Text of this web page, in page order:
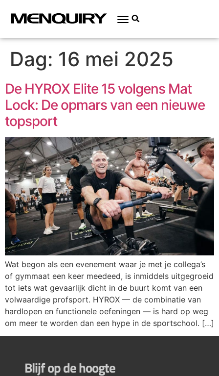
Dag: 16 mei 2025
De HYROX Elite 15 volgens Mat
Lock: De opmars van een nieuwe
topsport
Wat begon als een evenement waar je met je collega’s
of gymmaat een keer meedeed, is inmiddels uitgegroeid
tot iets wat gevaarlijk dicht in de buurt komt van een
volwaardige profsport. HYROX — de combinatie van
hardlopen en functionele oefeningen — is hard op weg
om meer te worden dan een hype in de sportschool. […]
Blijf op de hoogte